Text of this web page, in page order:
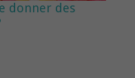
donner des